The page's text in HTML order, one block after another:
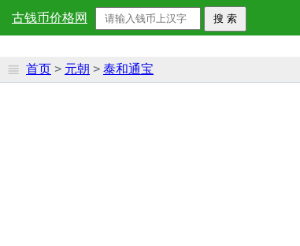
古钱币价格网
首页 > 元朝 > 泰和通宝